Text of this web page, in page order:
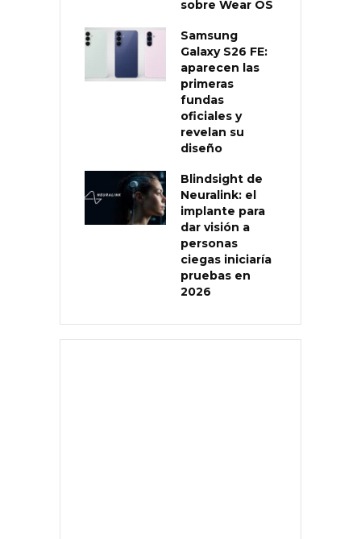
sobre Wear OS
Samsung
Galaxy S26 FE:
aparecen las
primeras
fundas
oficiales y
revelan su
diseño
Blindsight de
Neuralink: el
implante para
dar visión a
personas
ciegas iniciaría
pruebas en
2026